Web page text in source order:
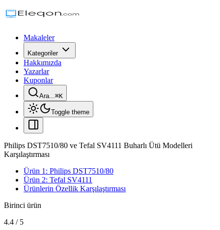
Makaleler
Kategoriler
Hakkımızda
Yazarlar
Kuponlar
Ara...⌘K
Toggle theme
Philips DST7510/80 ve Tefal SV4111 Buharlı Ütü Modelleri
Karşılaştırması
Ürün 1: Philips DST7510/80
Ürün 2: Tefal SV4111
Ürünlerin Özellik Karşılaştırması
Birinci ürün
4.4 / 5